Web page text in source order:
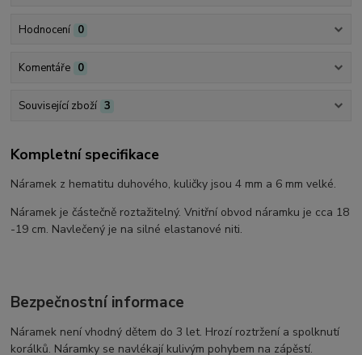
Hodnocení 0
Komentáře 0
Související zboží 3
Kompletní specifikace
Náramek z hematitu duhového, kuličky jsou 4 mm a 6 mm velké.
Náramek je částečně roztažitelný. Vnitřní obvod náramku je cca 18
-19 cm. Navlečený je na silné elastanové niti.
Bezpečnostní informace
Náramek není vhodný dětem do 3 let. Hrozí roztržení a spolknutí
korálků. Náramky se navlékají kulivým pohybem na zápěstí.